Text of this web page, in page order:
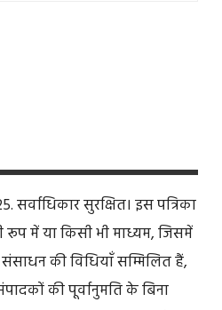
सर्वाधिकार सुरक्षित। इस पत्रिका
रूप में या किसी भी माध्यम, जिसमें
की विधियाँ सम्मिलित हैं,
की पूर्वानुमति के बिना